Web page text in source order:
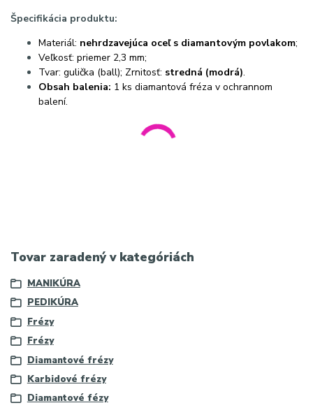
Špecifikácia produktu:
Materiál: nehrdzavejúca oceľ s diamantovým povlakom;
Veľkosť: priemer 2,3 mm;
Tvar: gulička (ball); Zrnitosť: stredná (modrá).
Obsah balenia: 1 ks diamantová fréza v ochrannom
balení.
diamantová gulička na kôžičky, EXO Pro 2.3 mm BL,
fréza na manikúru, pedikúra, diamantová fréza modrá; #exopro
Tovar zaradený v kategóriách
MANIKÚRA
PEDIKÚRA
Frézy
Frézy
Diamantové frézy
Karbidové frézy
Diamantové fézy